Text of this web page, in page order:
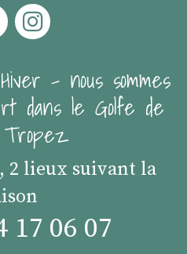
- nous sommes
dans le Golfe de
2 lieux suivant la
17 06 07